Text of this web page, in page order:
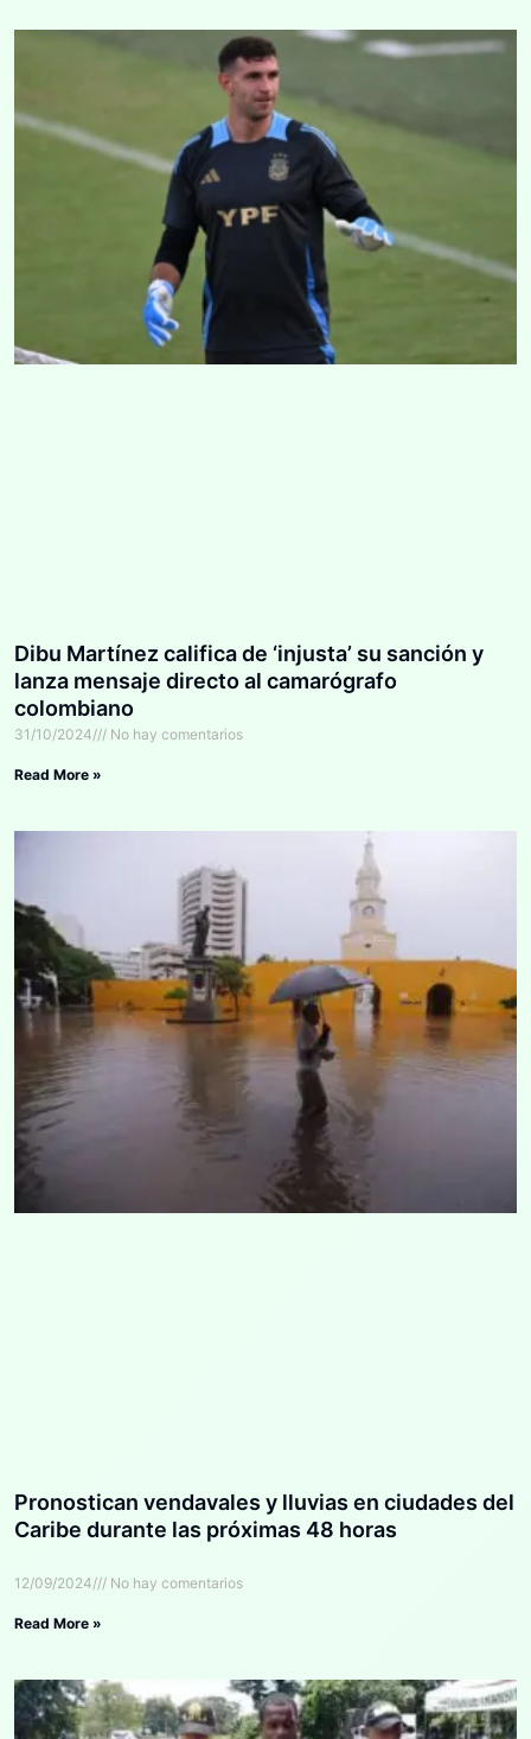
Dibu Martínez califica de ‘injusta’ su sanción y
lanza mensaje directo al camarógrafo
colombiano
31/10/2024 No hay comentarios
Read More »
Pronostican vendavales y lluvias en ciudades del
Caribe durante las próximas 48 horas
12/09/2024 No hay comentarios
Read More »